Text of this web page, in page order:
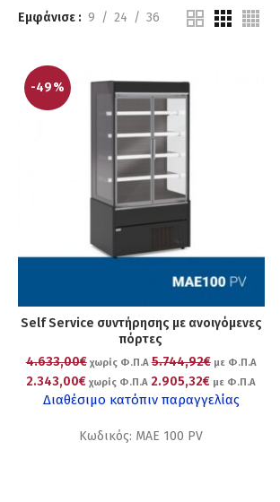
Εμφάνισε 9 24 36
-49%
Self Service συντήρησης με ανοιγόμενες
πόρτες
4.633,00€χωρίς Φ.Π.Α5.744,92€με Φ.Π.Α
2.343,00€ χωρίς Φ.Π.Α 2.905,32€ με Φ.Π.Α
Διαθέσιμο κατόπιν παραγγελίας
Κωδικός: MAE 100 PV